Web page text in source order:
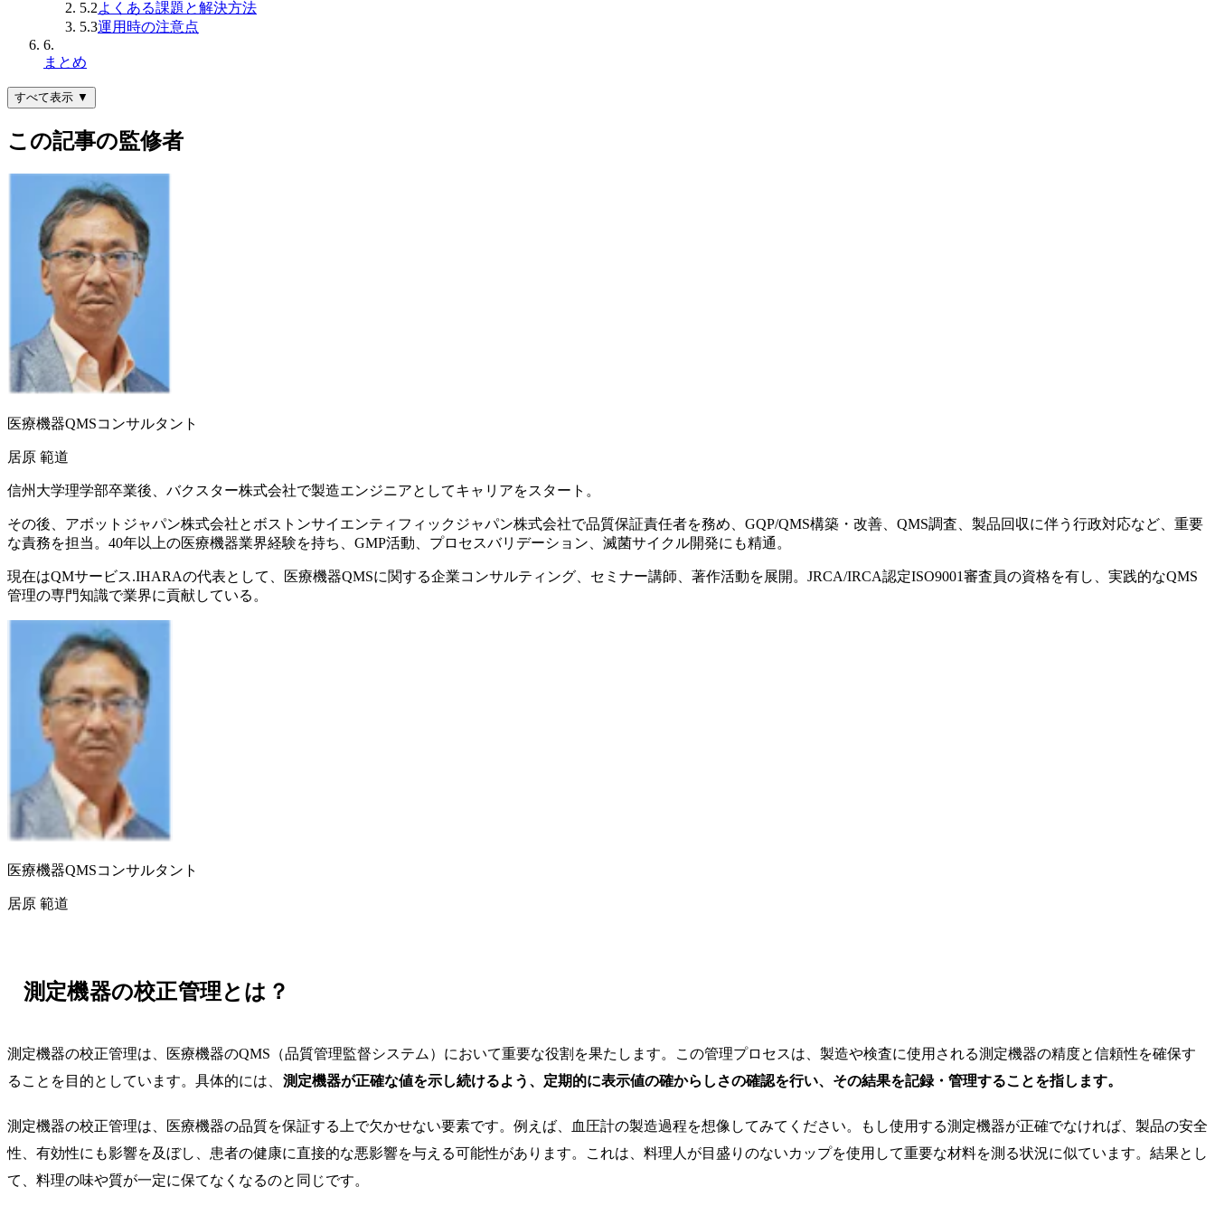
5.2よくある課題と解決方法
5.3運用時の注意点
6.
まとめ
すべて表示 ▼
この記事の監修者
医療機器QMSコンサルタント
居原 範道
信州大学理学部卒業後、バクスター株式会社で製造エンジニアとしてキャリアをスタート。
その後、アボットジャパン株式会社とボストンサイエンティフィックジャパン株式会社で品質保証責任者を務め、GQP/QMS構築・改善、QMS調査、製品回収に伴う行政対応など、重要
な責務を担当。40年以上の医療機器業界経験を持ち、GMP活動、プロセスバリデーション、滅菌サイクル開発にも精通。
現在はQMサービス.IHARAの代表として、医療機器QMSに関する企業コンサルティング、セミナー講師、著作活動を展開。JRCA/IRCA認定ISO9001審査員の資格を有し、実践的なQMS
管理の専門知識で業界に貢献している。
医療機器QMSコンサルタント
居原 範道
測定機器の校正管理とは？
測定機器の校正管理は、医療機器のQMS（品質管理監督システム）において重要な役割を果たします。この管理プロセスは、製造や検査に使用される測定機器の精度と信頼性を確保す
ることを目的としています。具体的には、 測定機器が正確な値を示し続けるよう、定期的に表示値の確からしさの確認を行い、その結果を記録・管理することを指します。
測定機器の校正管理は、医療機器の品質を保証する上で欠かせない要素です。例えば、血圧計の製造過程を想像してみてください。もし使用する測定機器が正確でなければ、製品の安全
性、有効性にも影響を及ぼし、患者の健康に直接的な悪影響を与える可能性があります。これは、料理人が目盛りのないカップを使用して重要な材料を測る状況に似ています。結果とし
て、料理の味や質が一定に保てなくなるのと同じです。